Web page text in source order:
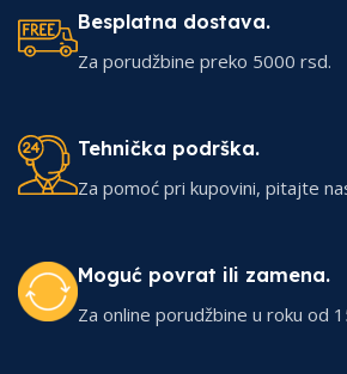
Besplatna dostava.
Za porudžbine preko 5000 rsd.
Tehnička podrška.
Za pomoć pri kupovini, pitajte
Moguć povrat ili zamena.
Za online porudžbine u roku od